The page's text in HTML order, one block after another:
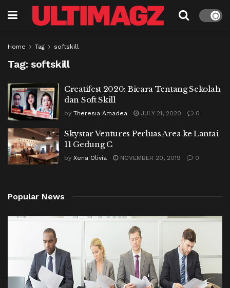
Home Tag softskill
Tag: softskill
Creatifest 2020: Bicara Tentang Sekolah
dan Soft Skill
by Theresia Amadea JULY 21, 2020 0
Skystar Ventures Perluas Area ke Lantai
11 Gedung C
by Xena Olivia NOVEMBER 20, 2019 0
Popular News